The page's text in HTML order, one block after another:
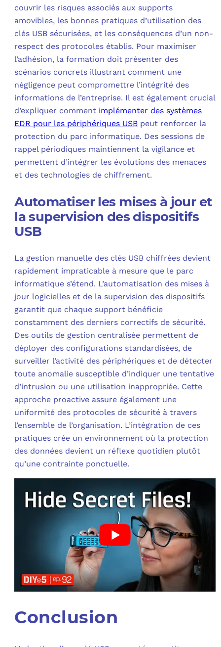
couvrir les risques associés aux supports
amovibles, les bonnes pratiques d’utilisation des
clés USB sécurisées, et les conséquences d’un non-
respect des protocoles établis. Pour maximiser
l’adhésion, la formation doit présenter des
scénarios concrets illustrant comment une
négligence peut compromettre l’intégrité des
informations de l’entreprise. Il est également crucial
d’expliquer comment implémenter des systèmes
EDR pour les périphériques USB peut renforcer la
protection du parc informatique. Des sessions de
rappel périodiques maintiennent la vigilance et
permettent d’intégrer les évolutions des menaces
et des technologies de chiffrement.
Automatiser les mises à jour et
la supervision des dispositifs
USB
La gestion manuelle des clés USB chiffrées devient
rapidement impraticable à mesure que le parc
informatique s’étend. L’automatisation des mises à
jour logicielles et de la supervision des dispositifs
garantit que chaque support bénéficie
constamment des derniers correctifs de sécurité.
Des outils de gestion centralisée permettent de
déployer des configurations standardisées, de
surveiller l’activité des périphériques et de détecter
toute anomalie susceptible d’indiquer une tentative
d’intrusion ou une utilisation inappropriée. Cette
approche proactive assure également une
uniformité des protocoles de sécurité à travers
l’ensemble de l’organisation. L’intégration de ces
pratiques crée un environnement où la protection
des données devient un réflexe quotidien plutôt
qu’une contrainte ponctuelle.
Conclusion